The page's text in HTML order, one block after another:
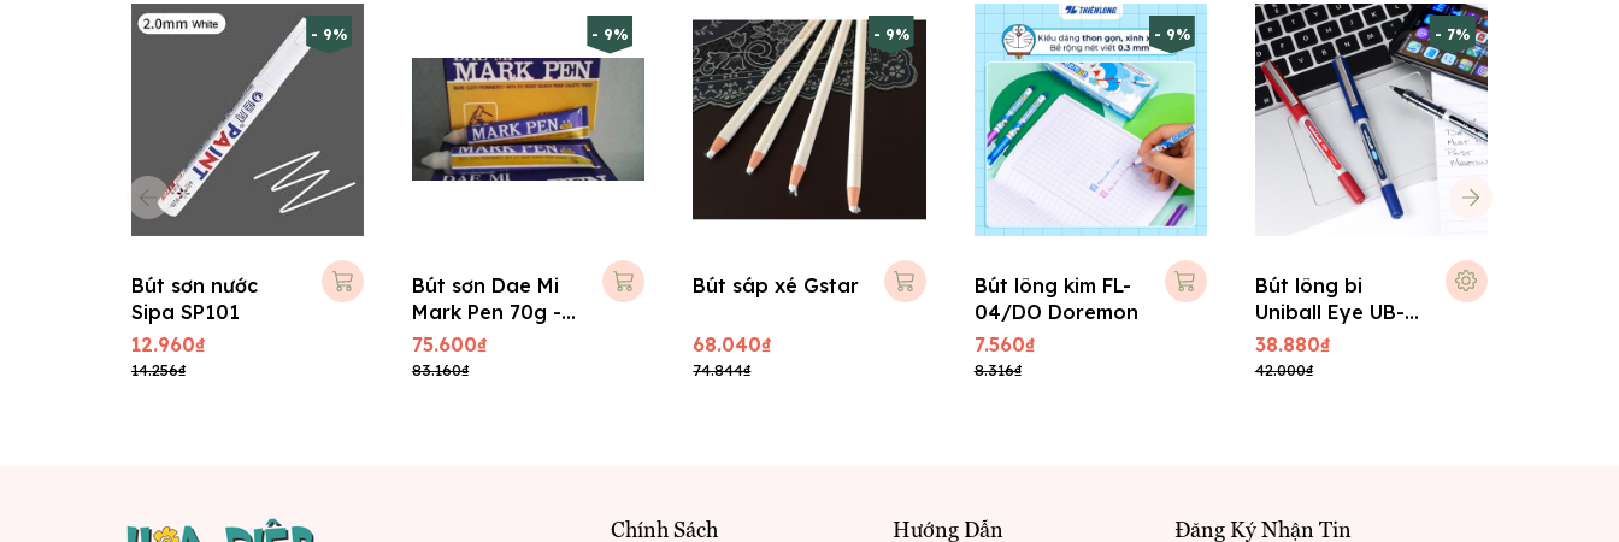
- 9%
Bút sơn nước
Sipa SP101
12.960₫
14.256₫
- 9%
Bút sơn Dae Mi
Mark Pen 70g -
Vàng
75.600₫
83.160₫
- 9%
Bút sáp xé Gstar
68.040₫
74.844₫
- 9%
Bút lông kim FL-
04/DO Doremon
7.560₫
8.316₫
- 7%
Bút lông bi
Uniball Eye UB-
150 Nhật
38.880₫
42.000₫
Chính Sách Hướng Dẫn Đăng Ký Nhận Tin